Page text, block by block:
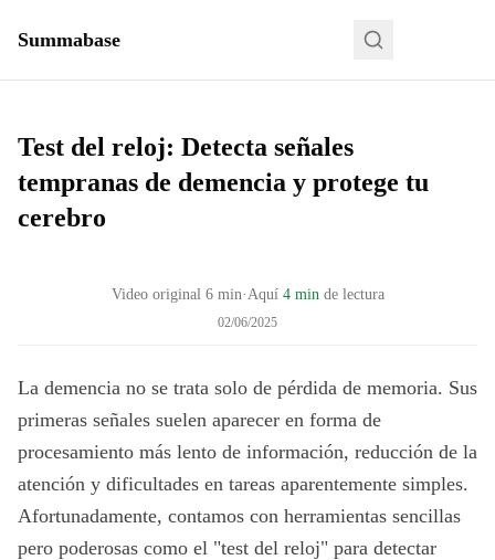
Summabase
Test del reloj: Detecta señales
tempranas de demencia y protege tu
cerebro
Video original 6min·Aquí 4 min de lectura
02/06/2025
La demencia no se trata solo de pérdida de memoria. Sus
primeras señales suelen aparecer en forma de
procesamiento más lento de información, reducción de la
atención y dificultades en tareas aparentemente simples.
Afortunadamente, contamos con herramientas sencillas
pero poderosas como el "test del reloj" para detectar